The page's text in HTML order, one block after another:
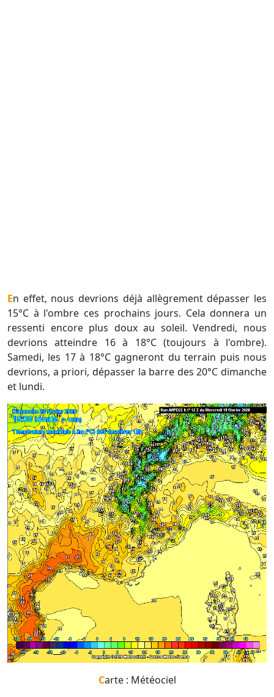
En effet, nous devrions déjà allègrement dépasser les
15°C à l'ombre ces prochains jours. Cela donnera un
ressenti encore plus doux au soleil. Vendredi, nous
devrions atteindre 16 à 18°C (toujours à l'ombre).
Samedi, les 17 à 18°C gagneront du terrain puis nous
devrions, a priori, dépasser la barre des 20°C dimanche
et lundi.
Carte : Météociel